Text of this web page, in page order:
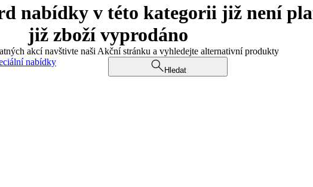
nabídky v této kategorii již není
již zboží vyprodáno
akcí navštivte naši Akční stránku a vyhledejte alternativní produkty
nabídky
Hledat